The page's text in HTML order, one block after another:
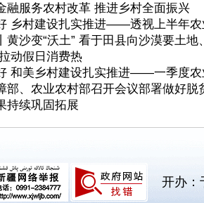
融服务农村改革 推进乡村全面振兴
乡村建设扎实推进——透视上半年农
黄沙变“沃土” 看于田县向沙漠要土地
动假日消费热
和美乡村建设扎实推进——一季度农
部、农业农村部召开会议部署做好脱
持续巩固拓展
开办：